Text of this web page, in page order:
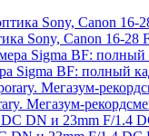
Sony, Canon 16-
Sigma BF: полный
Мегазум-